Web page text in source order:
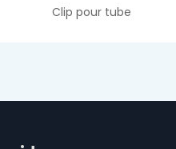
Connecteurs en T